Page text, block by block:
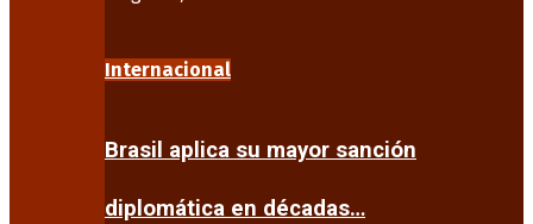
Internacional
Brasil aplica su mayor sanción
diplomática en décadas…